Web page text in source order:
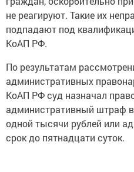
не реагируют. Такие их
подпадают под
КоАП РФ.
административных
КоАП РФ суд назначал
административный штраф в
одной тысячи рублей или
срок до пятнадцати суток.